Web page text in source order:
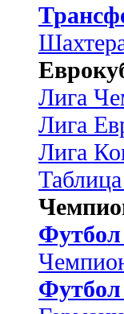
Лига
Лига
Лига